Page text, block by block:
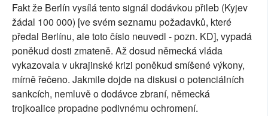
Fakt že Berlín vysílá tento signál dodávkou přileb (Kyjev
žádal 100 000) [ve svém seznamu požadavků, které
předal Berlínu, ale toto číslo neuvedl - pozn. KD], vypadá
poněkud dosti zmateně. Až dosud německá vláda
vykazovala v ukrajinské krizi poněkud smíšené výkony,
mírně řečeno. Jakmile dojde na diskusi o potenciálních
sankcích, nemluvě o dodávce zbraní, německá
trojkoalice propadne podivnému ochromení.